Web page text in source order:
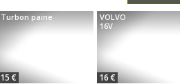
Turbon paine
15 €
VOLVO
16V
16 €